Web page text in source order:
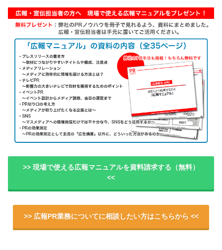
>> 現場で使える広報マニュアルを資料請求する（無料）
<<
>> 広報PR業務についてに相談したい方はこちらから <<